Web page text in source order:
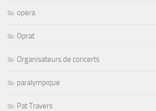
opera
Oprat
Organisateurs de concerts
paralympique
Pat Travers